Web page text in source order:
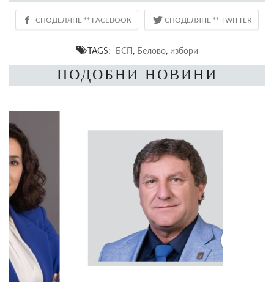
TAGS: БСП , Белово, избори
ПОДОБНИ НОВИНИ